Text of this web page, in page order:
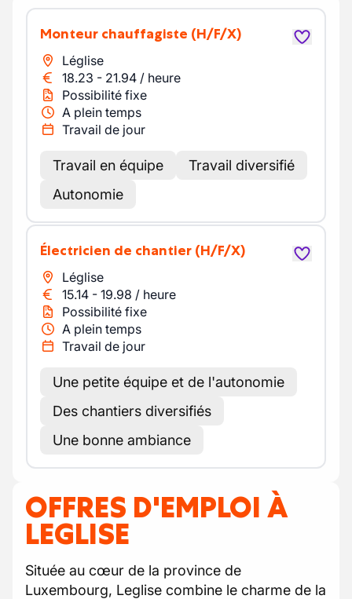
Monteur chauffagiste (H/F/X)
Léglise
18.23 - 21.94 / heure
Possibilité fixe
A plein temps
Travail de jour
Travail en équipe
Travail diversifié
Autonomie
Électricien de chantier (H/F/X)
Léglise
15.14 - 19.98 / heure
Possibilité fixe
A plein temps
Travail de jour
Une petite équipe et de l'autonomie
Des chantiers diversifiés
Une bonne ambiance
OFFRES D'EMPLOI À
LEGLISE
Située au cœur de la province de
Luxembourg, Leglise combine le charme de la